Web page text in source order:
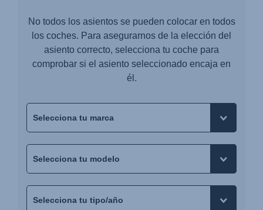
No todos los asientos se pueden colocar en todos
los coches. Para asegurarnos de la elección del
asiento correcto, selecciona tu coche para
comprobar si el asiento seleccionado encaja en
él.